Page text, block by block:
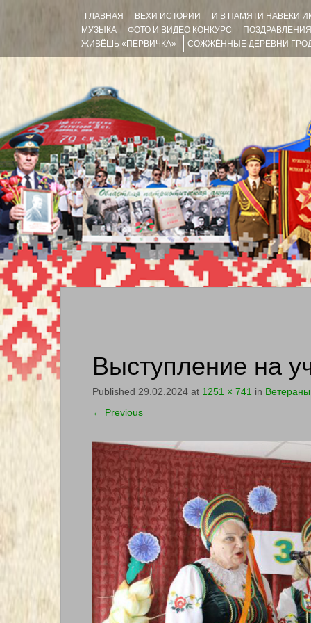
ГЛАВНАЯ ВЕХИ ИСТОРИИ
И В ПАМЯТИ НАВЕКИ
МУЗЫКА
ФОТО И ВИДЕО КОНКУРС
ПОЗДРАВЛЕНИЯ
ЖИВЁШЬ «ПЕРВИЧКА»
СОЖЖЁННЫЕ ДЕРЕВНИ
Выступление на
Published 29.02.2024 at 1251 × 741 in
← Previous